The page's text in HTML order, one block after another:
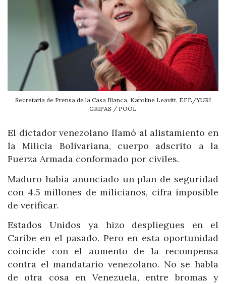
Secretaria de Prensa de la Casa Blanca, Karoline Leavitt. EFE/YURI
GRIPAS / POOL
El dictador venezolano llamó al alistamiento en
la Milicia Bolivariana, cuerpo adscrito a la
Fuerza Armada conformado por civiles.
Maduro había anunciado un plan de seguridad
con 4.5 millones de milicianos, cifra imposible
de verificar.
Estados Unidos ya hizo despliegues en el
Caribe en el pasado. Pero en esta oportunidad
coincide con el aumento de la recompensa
contra el mandatario venezolano. No se habla
de otra cosa en Venezuela, entre bromas y